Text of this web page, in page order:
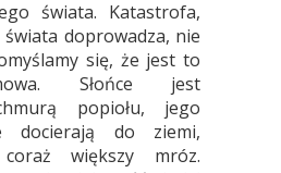
świata. Katastrofa,
doprowadza, nie
się, że jest to
Słońce jest
popiołu, jego
docierają do ziemi,
większy mróz.